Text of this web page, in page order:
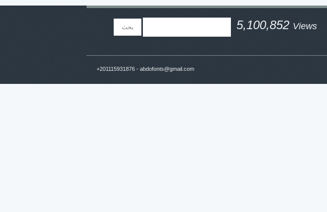
5,100,852 Views
+201115931876 - abdofonts@gmail.com